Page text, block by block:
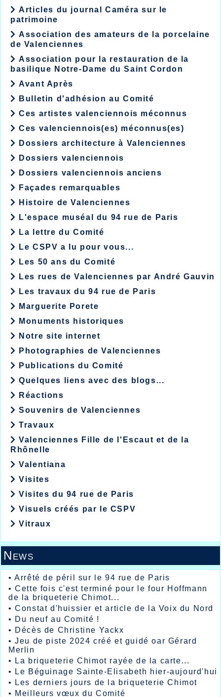
Articles du journal Caméra sur le
patrimoine
Association des amateurs de la porcelaine
de Valenciennes
Association pour la restauration de la
basilique Notre-Dame du Saint Cordon
Avant Après
Bulletin d'adhésion au Comité
Ces artistes valenciennois méconnus
Ces valenciennois(es) méconnus(es)
Dossiers architecture à Valenciennes
Dossiers valenciennois
Dossiers valenciennois anciens
Façades remarquables
Histoire de Valenciennes
L'espace muséal du 94 rue de Paris
La lettre du Comité
Le CSPV a lu pour vous...
Les 50 ans du Comité
Les rues de Valenciennes par André Gauvin
Les travaux du 94 rue de Paris
Marguerite Porete
Monuments historiques
Notre site internet
Photographies de Valenciennes
Publications du Comité
Quelques liens avec des blogs...
Réactions
Souvenirs de Valenciennes
Travaux
Valenciennes Fille de l'Escaut et de la
Rhônelle
Valentiana
Visites
Visites du 94 rue de Paris
Visuels créés par le CSPV
Vitraux
News
•Arrêté de péril sur le 94 rue de Paris
•Cette fois c'est terminé pour le four Hoffmann
de la briqueterie Chimot...
•Constat d'huissier et article de la Voix du Nord
• Du neuf au Comité !
• Décès de Christine Yackx
•Jeu de piste 2024 créé et guidé oar Gérard
Merlin
• La briqueterie Chimot rayée de la carte...
• Le Béguinage Sainte-Elisabeth hier-aujourd'hui
• Les derniers jours de la briqueterie Chimot
• Meilleurs vœux du Comité